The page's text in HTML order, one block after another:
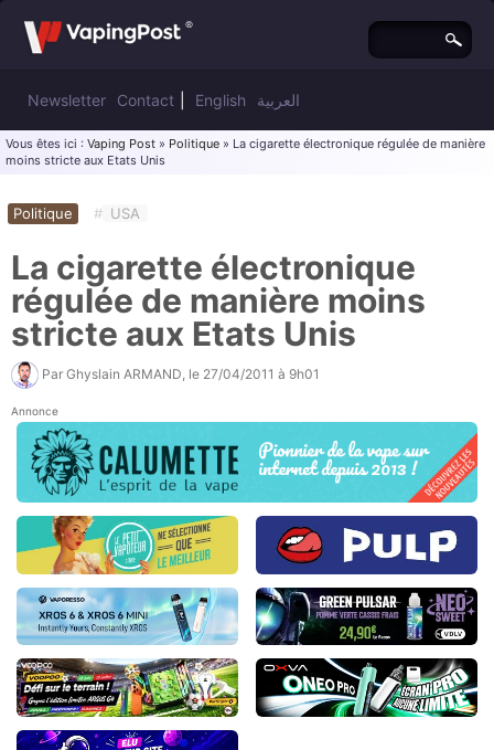
Newsletter Contact English العربية
Vous êtes ici : Vaping Post » Politique » La cigarette électronique régulée de manière
moins stricte aux Etats Unis
Politique # USA
La cigarette électronique
régulée de manière moins
stricte aux Etats Unis
Par Ghyslain ARMAND , le 27/04/2011 à 9h01
Annonce